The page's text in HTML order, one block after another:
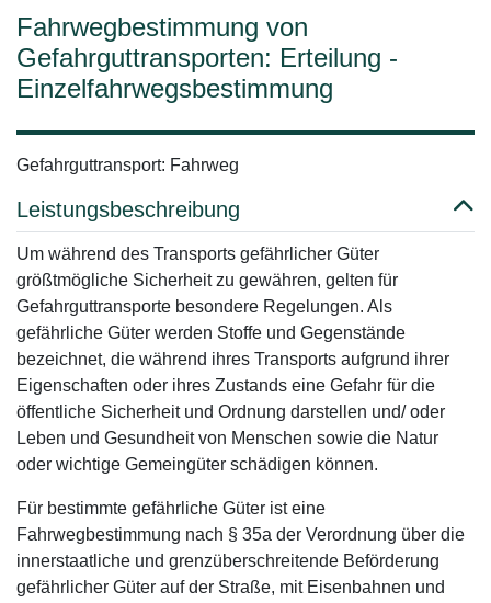
Fahrwegbestimmung von
Gefahrguttransporten: Erteilung -
Einzelfahrwegsbestimmung
Gefahrguttransport: Fahrweg
Leistungsbeschreibung
Um während des Transports gefährlicher Güter
größtmögliche Sicherheit zu gewähren, gelten für
Gefahrguttransporte besondere Regelungen. Als
gefährliche Güter werden Stoffe und Gegenstände
bezeichnet, die während ihres Transports aufgrund ihrer
Eigenschaften oder ihres Zustands eine Gefahr für die
öffentliche Sicherheit und Ordnung darstellen und/ oder
Leben und Gesundheit von Menschen sowie die Natur
oder wichtige Gemeingüter schädigen können.
Für bestimmte gefährliche Güter ist eine
Fahrwegbestimmung nach § 35a der Verordnung über die
innerstaatliche und grenzüberschreitende Beförderung
gefährlicher Güter auf der Straße, mit Eisenbahnen und